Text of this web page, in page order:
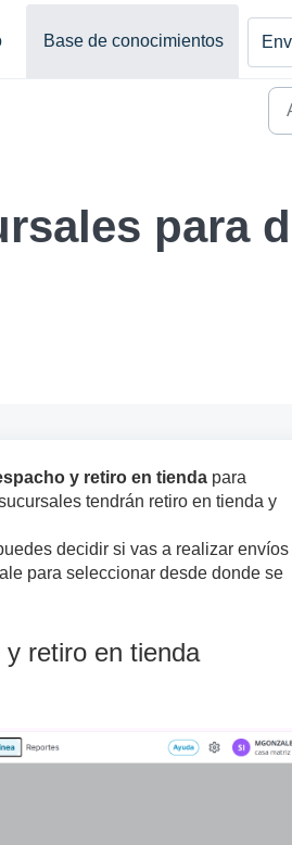
Base de conocimientos
para
y retiro en tienda para
tendrán retiro en tienda y
decidir si vas a realizar envíos
para seleccionar desde donde se
retiro en tienda